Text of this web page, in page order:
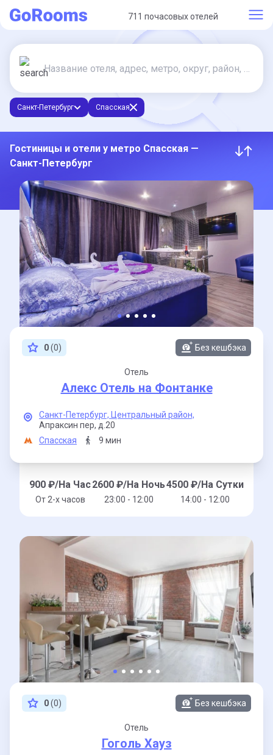
711 почасовых отелей
Санкт-Петербург Спасская
Гостиницы и отели у метро Спасская —
Санкт-Петербург
0(0) Без кешбэка
Отель
Алекс Отель на Фонтанке
Санкт-Петербург, Центральный район,
Апраксин пер, д.20
Спасская
9 мин
900 ₽/На Час
От 2-x часов
2600 ₽/На Ночь
23:00 - 12:00
4500 ₽/На Сутки
14:00 - 12:00
0(0) Без кешбэка
Отель
Гоголь Хауз